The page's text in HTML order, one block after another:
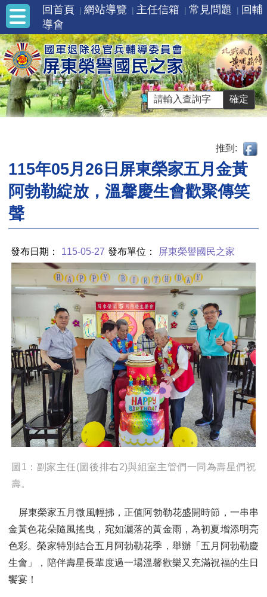
回首頁 網站導覽 主任信箱 常見問題
回輔
導會
推到:
115年05月26日屏東榮家五月金黃
阿勃勒綻放，溫馨慶生會歡聚傳笑
聲
發布日期： 115-05-27 發布單位： 屏東榮譽國民之家
圖1：副家主任(圖後排右2)與組室主管們一同為壽星們祝
壽。
屏東榮家五月微風輕拂，正值阿勃勒花盛開時節，一串串
金黃色花朵隨風搖曳，宛如灑落的黃金雨，為初夏增添明亮
色彩。榮家特別結合五月阿勃勒花季，舉辦「五月阿勃勒慶
生會」，陪伴壽星長輩度過一場溫馨歡樂又充滿祝福的生日
饗宴！